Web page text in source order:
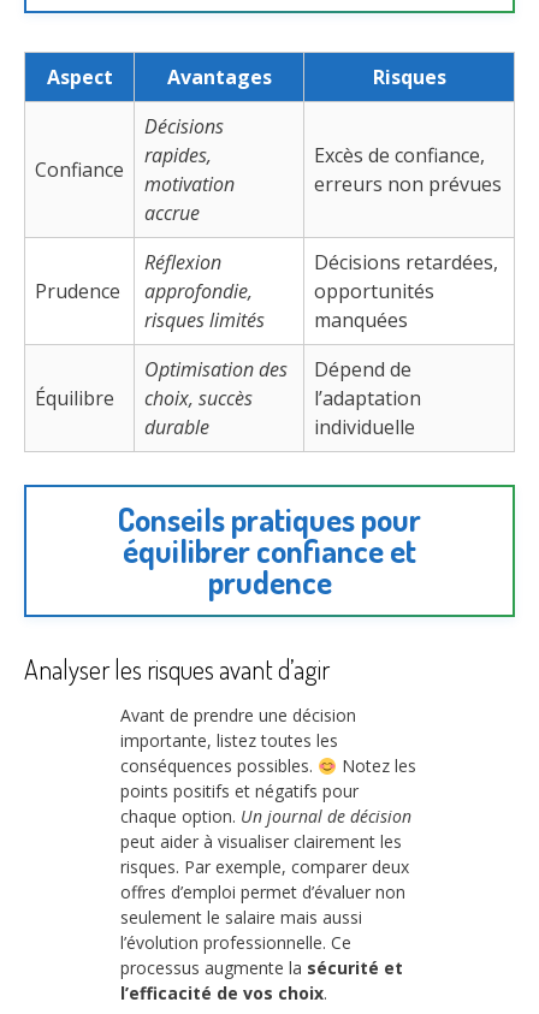
Aspect Avantages Risques
Confiance
Décisions
rapides,
motivation
accrue
Excès de confiance,
erreurs non prévues
Prudence
Réflexion
approfondie,
risques limités
Décisions retardées,
opportunités
manquées
Équilibre
Optimisation des
choix, succès
durable
Dépend de
l’adaptation
individuelle
Conseils pratiques pour
équilibrer confiance et
prudence
Analyser les risques avant d’agir
Avant de prendre une décision
importante, listez toutes les
conséquences possibles.
Notez les
points positifs et négatifs pour
chaque option. Un journal de décision
peut aider à visualiser clairement les
risques. Par exemple, comparer deux
offres d’emploi permet d’évaluer non
seulement le salaire mais aussi
l’évolution professionnelle. Ce
processus augmente la sécurité et
l’efficacité de vos choix.